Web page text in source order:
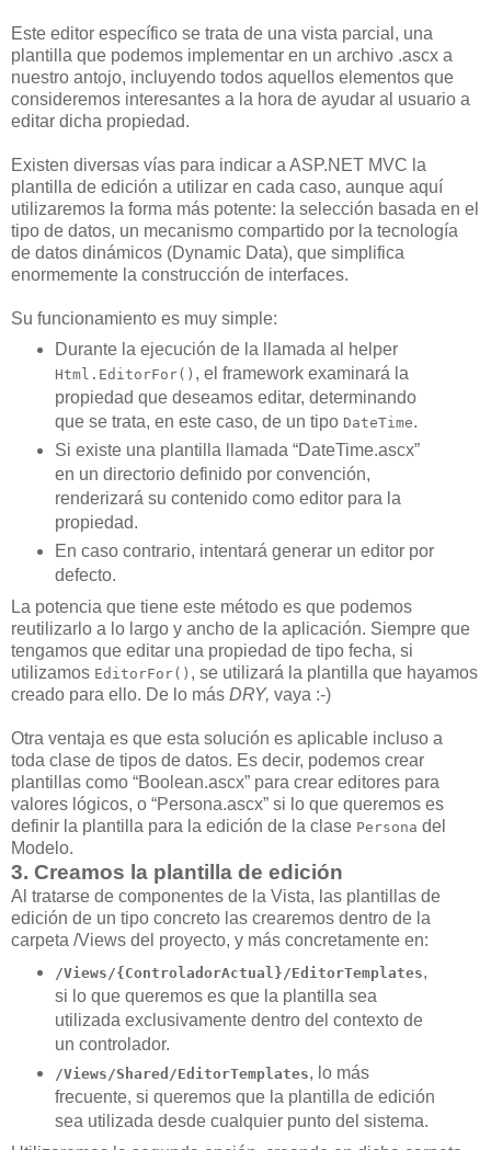
Este editor específico se trata de una vista parcial, una
plantilla que podemos implementar en un archivo .ascx a
nuestro antojo, incluyendo todos aquellos elementos que
consideremos interesantes a la hora de ayudar al usuario a
editar dicha propiedad.
Existen diversas vías para indicar a ASP.NET MVC la
plantilla de edición a utilizar en cada caso, aunque aquí
utilizaremos la forma más potente: la selección basada en el
tipo de datos, un mecanismo compartido por la tecnología
de datos dinámicos (Dynamic Data), que simplifica
enormemente la construcción de interfaces.
Su funcionamiento es muy simple:
Durante la ejecución de la llamada al helper
Html.EditorFor() , el framework examinará la
propiedad que deseamos editar, determinando
que se trata, en este caso, de un tipo DateTime.
Si existe una plantilla llamada “DateTime.ascx”
en un directorio definido por convención,
renderizará su contenido como editor para la
propiedad.
En caso contrario, intentará generar un editor por
defecto.
La potencia que tiene este método es que podemos
reutilizarlo a lo largo y ancho de la aplicación. Siempre que
tengamos que editar una propiedad de tipo fecha, si
utilizamos EditorFor() , se utilizará la plantilla que hayamos
creado para ello. De lo más DRY, vaya :-)
Otra ventaja es que esta solución es aplicable incluso a
toda clase de tipos de datos. Es decir, podemos crear
plantillas como “Boolean.ascx” para crear editores para
valores lógicos, o “Persona.ascx” si lo que queremos es
definir la plantilla para la edición de la clase Persona del
Modelo.
3. Creamos la plantilla de edición
Al tratarse de componentes de la Vista, las plantillas de
edición de un tipo concreto las crearemos dentro de la
carpeta /Views del proyecto, y más concretamente en:
/Views/{ControladorActual}/EditorTemplates,
si lo que queremos es que la plantilla sea
utilizada exclusivamente dentro del contexto de
un controlador.
/Views/Shared/EditorTemplates, lo más
frecuente, si queremos que la plantilla de edición
sea utilizada desde cualquier punto del sistema.